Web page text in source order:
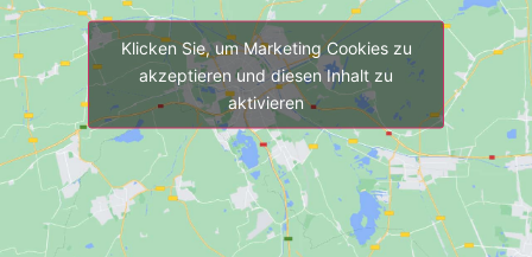
Klicken Sie, um Marketing Cookies zu
akzeptieren und diesen Inhalt zu
aktivieren